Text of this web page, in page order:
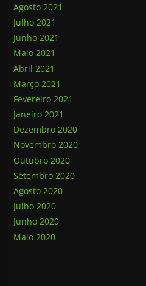
Agosto 2021
Julho 2021
Junho 2021
Maio 2021
Abril 2021
Março 2021
Fevereiro 2021
Janeiro 2021
Dezembro 2020
Novembro 2020
Outubro 2020
Setembro 2020
Agosto 2020
Julho 2020
Junho 2020
Maio 2020